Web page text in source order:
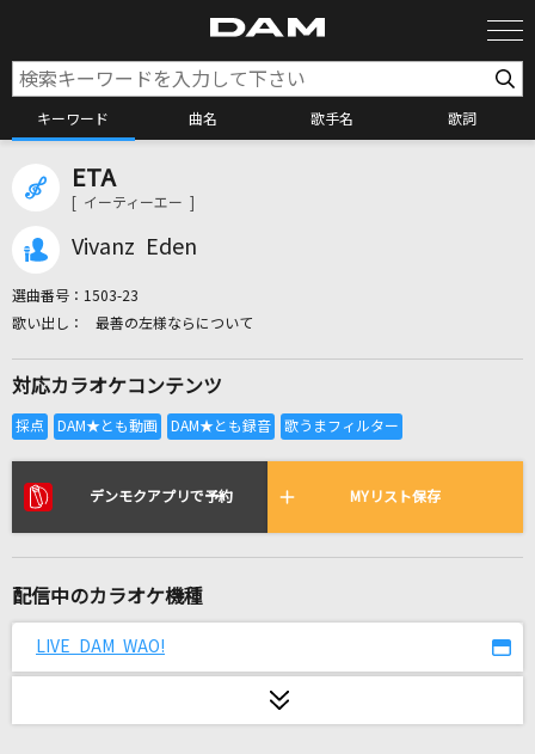
キーワード 曲名 歌手名 歌詞
全国りれき
リアルタイムで歌われている曲の一覧
パールカラーにゆれて
[生音]OH MY LITTLE GIRL
ETA
[ イーティーエー ]
Vivanz Eden
選曲番号： 1503-23
最善の左様ならについて
対応カラオケコンテンツ
デンモクアプリで予約 MYリスト保存
配信中のカラオケ機種
LIVE DAM WAO!